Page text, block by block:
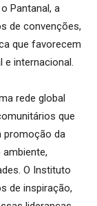
Pantanal, a
de convenções,
que favorecem
e internacional.
rede global
que
promoção da
O Instituto
de inspiração,